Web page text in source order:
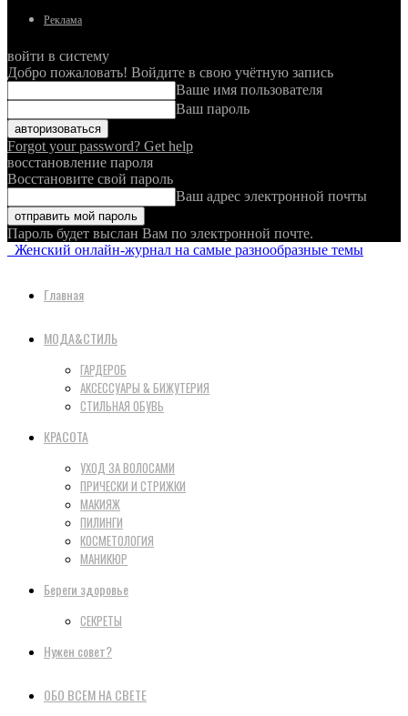
Реклама
войти в систему
Добро пожаловать! Войдите в свою учётную запись
Ваше имя пользователя
Ваш пароль
Forgot your password? Get help
восстановление пароля
Восстановите свой пароль
Ваш адрес электронной почты
Пароль будет выслан Вам по электронной почте.
Женский онлайн-журнал на самые разнообразные темы
Главная
МОДА&СТИЛЬ
ГАРДЕРОБ
АКСЕССУАРЫ & БИЖУТЕРИЯ
СТИЛЬНАЯ ОБУВЬ
КРАСОТА
УХОД ЗА ВОЛОСАМИ
ПРИЧЕСКИ И СТРИЖКИ
МАКИЯЖ
ПИЛИНГИ
КОСМЕТОЛОГИЯ
МАНИКЮР
Береги здоровье
СЕКРЕТЫ
Нужен совет?
ОБО ВСЕМ НА СВЕТЕ